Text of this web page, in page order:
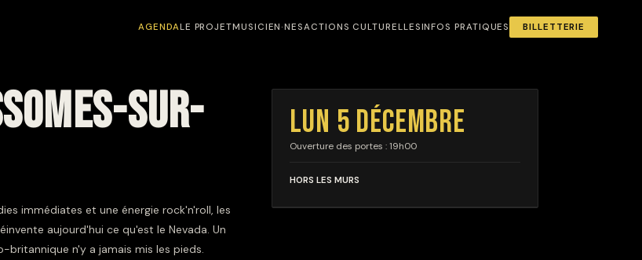
AGENDALE PROJETMUSICIEN·NESACTIONS CULTURELLESINFOS PRATIQUES BILLETTERIE
SUR-
immédiates et une énergie rock'n'roll, les
aujourd'hui ce qu'est le Nevada. Un
britannique n'y a jamais mis les pieds.
LUN 5 DÉCEMBRE
Ouverture des portes : 19h00
HORS LES MURS